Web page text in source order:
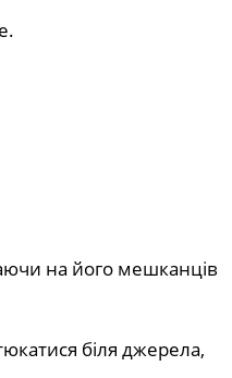
на його мешканців
біля джерела,